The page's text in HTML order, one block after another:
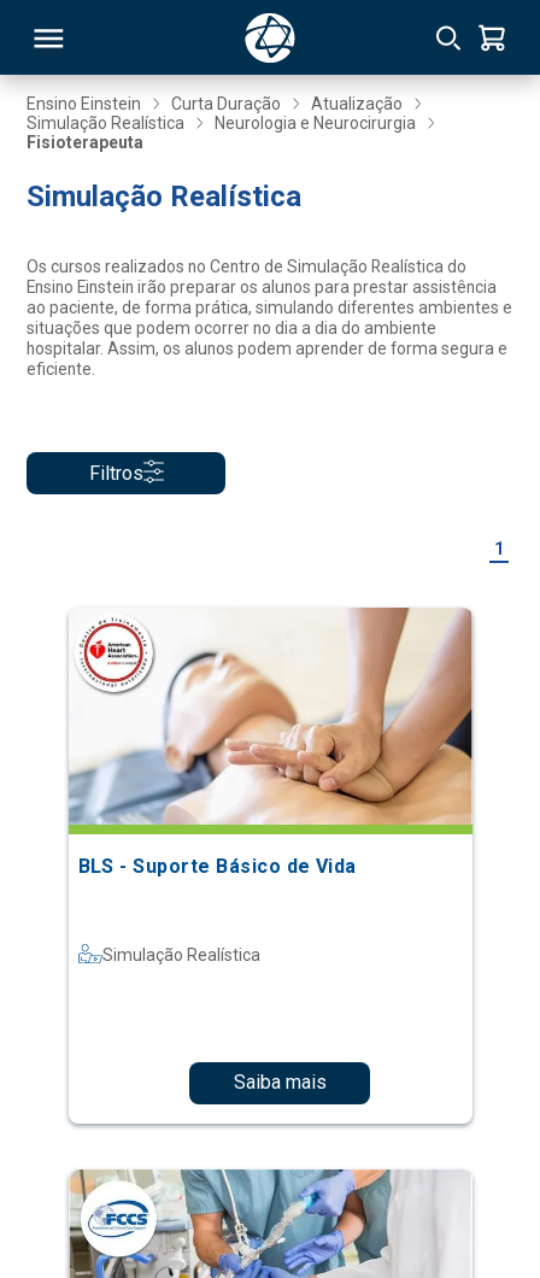
Ensino Einstein Curta Duração
Atualização
Simulação Realística
Neurologia e Neurocirurgia
Fisioterapeuta
Simulação Realística
Os cursos realizados no Centro de Simulação Realística do
Ensino Einstein irão preparar os alunos para prestar assistência
ao paciente, de forma prática, simulando diferentes ambientes e
situações que podem ocorrer no dia a dia do ambiente
hospitalar. Assim, os alunos podem aprender de forma segura e
eficiente.
Filtros
1
BLS - Suporte Básico de Vida
Simulação Realística
Saiba mais